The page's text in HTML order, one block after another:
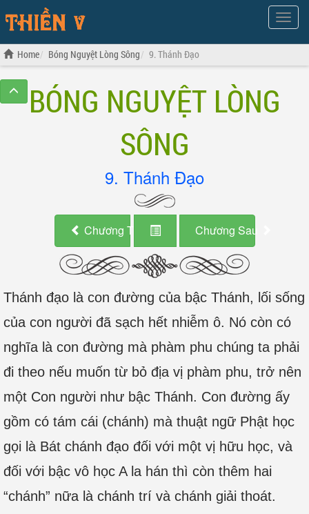
Show
Menu
Home Bóng Nguyệt Lòng Sông 9. Thánh Đạo
BÓNG NGUYỆT LÒNG
SÔNG
9. Thánh Đạo
Chương Trước Chương Sau
Thánh đạo là con đường của bậc Thánh, lối sống
của con người đã sạch hết nhiễm ô. Nó còn có
nghĩa là con đường mà phàm phu chúng ta phải
đi theo nếu muốn từ bỏ địa vị phàm phu, trở nên
một Con người như bậc Thánh. Con đường ấy
gồm có tám cái (chánh) mà thuật ngữ Phật học
gọi là Bát chánh đạo đối với một vị hữu học, và
đối với bậc vô học A la hán thì còn thêm hai
“chánh” nữa là chánh trí và chánh giải thoát.